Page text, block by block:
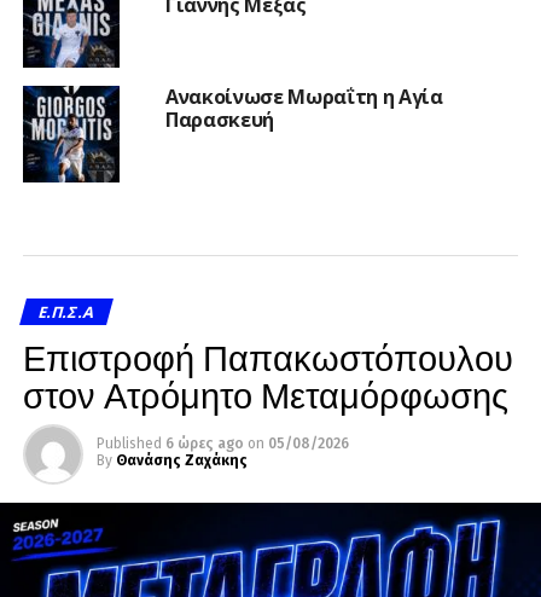
Ανακοίνωσε Μωραΐτη η Αγία
Παρασκευή
Ε.Π.Σ.Α
Επιστροφή Παπακωστόπουλου
στον Ατρόμητο Μεταμόρφωσης
Published 6 ώρες ago on 05/08/2026
By Θανάσης Ζαχάκης